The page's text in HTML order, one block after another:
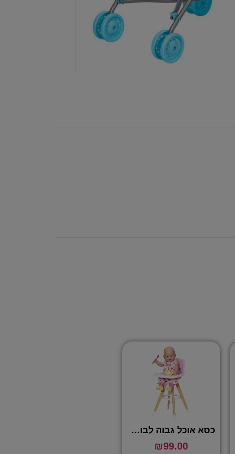
כסא אוכל גבוה לבובה – BABY BORN
₪99.00